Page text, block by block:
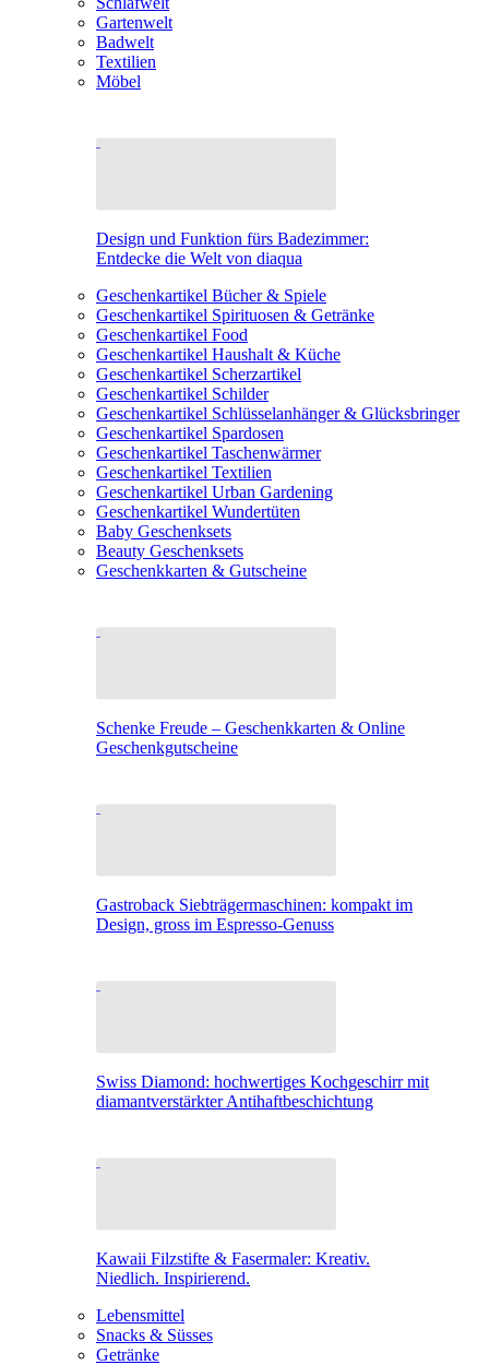
Gartenwelt
Badwelt
Textilien
Möbel
Design und Funktion fürs Badezimmer:
Entdecke die Welt von diaqua
Geschenkartikel Bücher & Spiele
Geschenkartikel Spirituosen & Getränke
Geschenkartikel Food
Geschenkartikel Haushalt & Küche
Geschenkartikel Scherzartikel
Geschenkartikel Schilder
Geschenkartikel Schlüsselanhänger & Glücksbringer
Geschenkartikel Spardosen
Geschenkartikel Taschenwärmer
Geschenkartikel Textilien
Geschenkartikel Urban Gardening
Geschenkartikel Wundertüten
Baby Geschenksets
Beauty Geschenksets
Geschenkkarten & Gutscheine
Schenke Freude – Geschenkkarten & Online
Geschenkgutscheine
Gastroback Siebträgermaschinen: kompakt im
Design, gross im Espresso-Genuss
Swiss Diamond: hochwertiges Kochgeschirr mit
diamantverstärkter Antihaftbeschichtung
Kawaii Filzstifte & Fasermaler: Kreativ.
Niedlich. Inspirierend.
Lebensmittel
Snacks & Süsses
Getränke